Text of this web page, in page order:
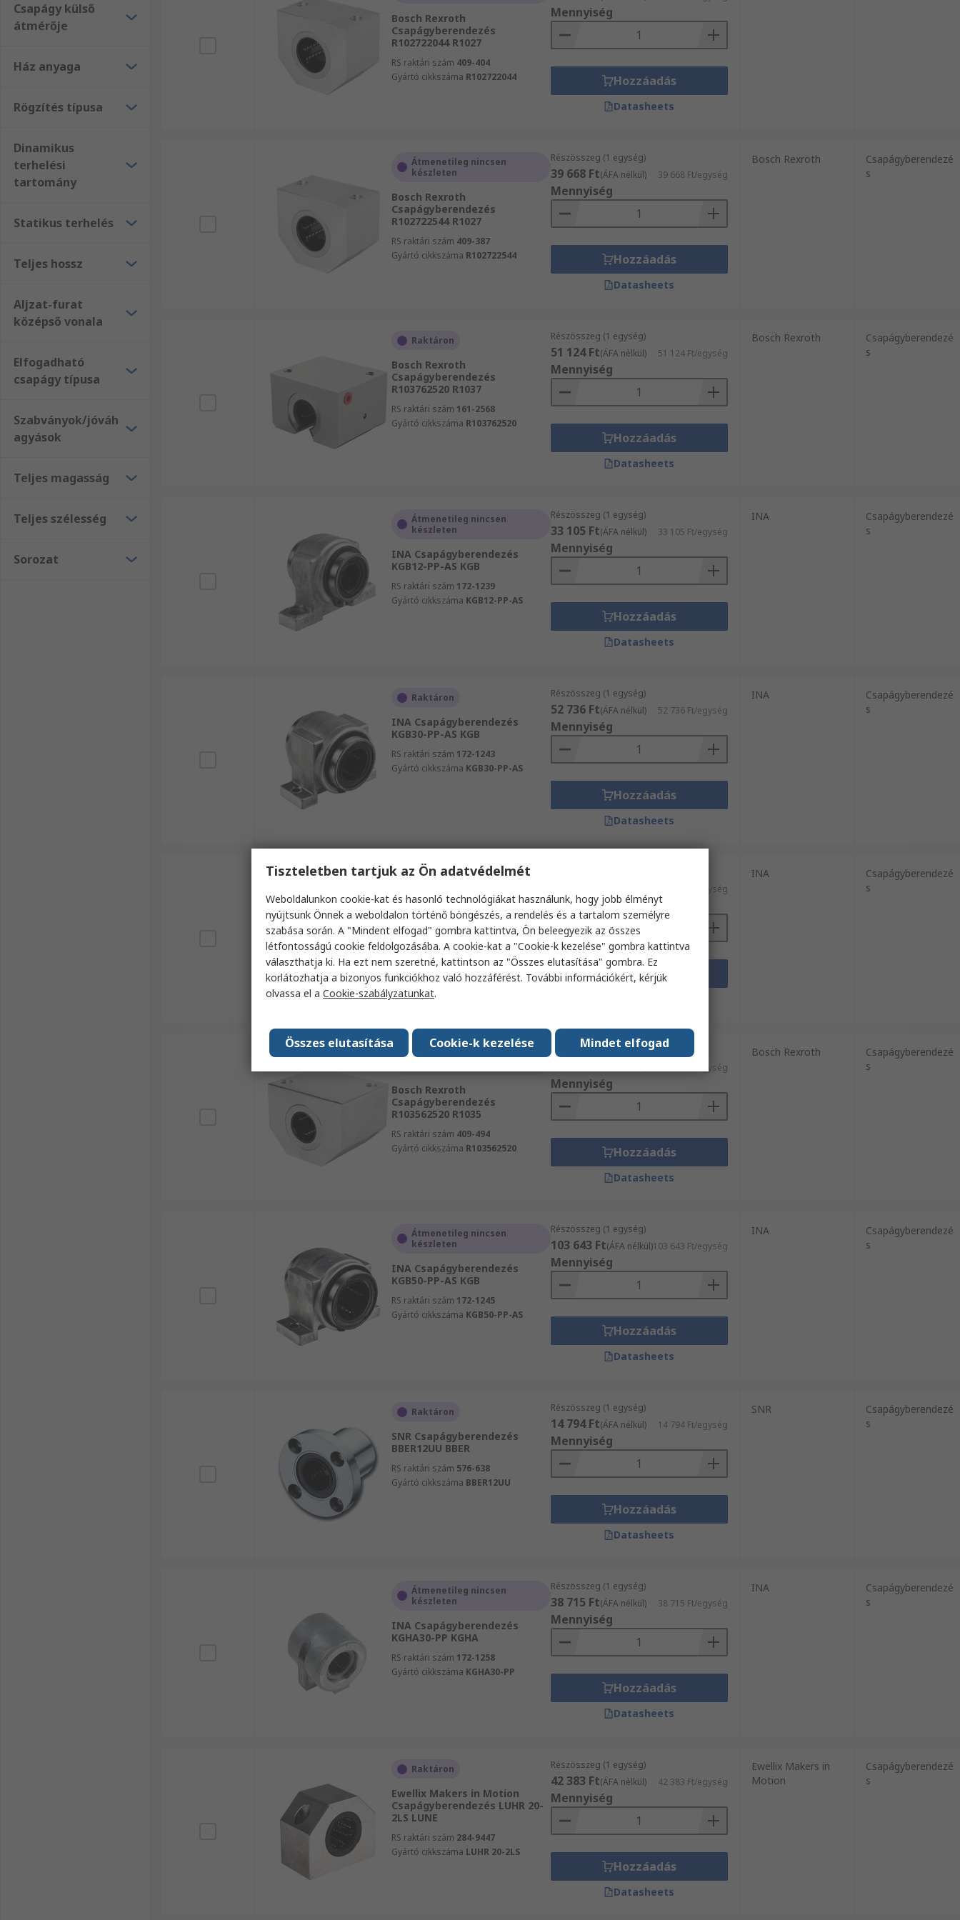
Csapágy külső
átmérője
Ház anyaga
Rögzítés típusa
Dinamikus
terhelési
tartomány
Statikus terhelés
Teljes hossz
Aljzat-furat
középső vonala
Elfogadható
csapágy típusa
Szabványok/jóváh
agyások
Teljes magasság
Teljes szélesség
Sorozat
Bosch Rexroth
Csapágyberendezés
R102722044 R1027
RS raktári szám 409-404
Gyártó cikkszáma R102722044
Mennyiség
Hozzáadás
Datasheets
Átmenetileg nincsen
készleten
Bosch Rexroth
Csapágyberendezés
R102722544 R1027
RS raktári szám 409-387
Gyártó cikkszáma R102722544
Részösszeg (1 egység)
39 668 Ft(ÁFA nélkül) 39 668 Ft/egység
Mennyiség
Hozzáadás
Datasheets
Bosch Rexroth
Csapágyberendezé
s
Raktáron
Bosch Rexroth
Csapágyberendezés
R103762520 R1037
RS raktári szám 161-2568
Gyártó cikkszáma R103762520
Részösszeg (1 egység)
51 124 Ft(ÁFA nélkül) 51 124 Ft/egység
Mennyiség
Hozzáadás
Datasheets
Bosch Rexroth
Csapágyberendezé
s
Átmenetileg nincsen
készleten
INA Csapágyberendezés
KGB12-PP-AS KGB
RS raktári szám 172-1239
Gyártó cikkszáma KGB12-PP-AS
Részösszeg (1 egység)
33 105 Ft(ÁFA nélkül) 33 105 Ft/egység
Mennyiség
Hozzáadás
Datasheets
INA
Csapágyberendezé
s
Raktáron
INA Csapágyberendezés
KGB30-PP-AS KGB
RS raktári szám 172-1243
Gyártó cikkszáma KGB30-PP-AS
Részösszeg (1 egység)
52 736 Ft(ÁFA nélkül) 52 736 Ft/egység
Mennyiség
Hozzáadás
Datasheets
INA
Csapágyberendezé
s
Átmenetileg nincsen
INA Csapágyberendezés
KGBA50-PP-AS KGBA
RS raktári szám172-1252
Gyártó cikkszámaKGBA50-PP-AS
124 958 Ft/egység
Mennyiség
Hozzáadás
INA
Csapágyberendezé
s
Átmenetileg nincsen
Bosch Rexroth
Csapágyberendezés
R103562520 R1035
RS raktári szám 409-494
Gyártó cikkszáma R103562520
Részösszeg (1 egység)
61 376 Ft/egység
Mennyiség
Hozzáadás
Datasheets
Bosch Rexroth
Csapágyberendezé
s
Átmenetileg nincsen
készleten
INA Csapágyberendezés
KGB50-PP-AS KGB
RS raktári szám 172-1245
Gyártó cikkszáma KGB50-PP-AS
Részösszeg (1 egység)
103 643 Ft(ÁFA nélkül)103 643 Ft/egység
Mennyiség
Hozzáadás
Datasheets
INA
Csapágyberendezé
s
Raktáron
SNR Csapágyberendezés
BBER12UU BBER
RS raktári szám 576-638
Gyártó cikkszáma BBER12UU
Részösszeg (1 egység)
14 794 Ft(ÁFA nélkül) 14 794 Ft/egység
Mennyiség
Hozzáadás
Datasheets
SNR
Csapágyberendezé
s
Átmenetileg nincsen
készleten
INA Csapágyberendezés
KGHA30-PP KGHA
RS raktári szám 172-1258
Gyártó cikkszáma KGHA30-PP
Részösszeg (1 egység)
38 715 Ft(ÁFA nélkül) 38 715 Ft/egység
Mennyiség
Hozzáadás
Datasheets
INA
Csapágyberendezé
s
Raktáron
Ewellix Makers in Motion
Csapágyberendezés LUHR 20-
2LS LUNE
RS raktári szám 284-9447
Gyártó cikkszáma LUHR 20-2LS
Részösszeg (1 egység)
42 383 Ft(ÁFA nélkül) 42 383 Ft/egység
Mennyiség
Hozzáadás
Datasheets
Ewellix Makers in
Motion
Csapágyberendezé
s
Tiszteletben tartjuk az Ön adatvédelmét
Weboldalunkon cookie-kat és hasonló technológiákat használunk, hogy jobb élményt
nyújtsunk Önnek a weboldalon történő böngészés, a rendelés és a tartalom személyre
szabása során. A "Mindent elfogad" gombra kattintva, Ön beleegyezik az összes
létfontosságú cookie feldolgozásába. A cookie-kat a "Cookie-k kezelése" gombra kattintva
választhatja ki. Ha ezt nem szeretné, kattintson az "Összes elutasítása" gombra. Ez
korlátozhatja a bizonyos funkciókhoz való hozzáférést. További információkért, kérjük
olvassa el a Cookie-szabályzatunkat.
Mindet elfogad
Cookie-k kezelése
Összes elutasítása